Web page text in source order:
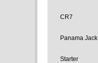
CR7
Panama Jack
Starter